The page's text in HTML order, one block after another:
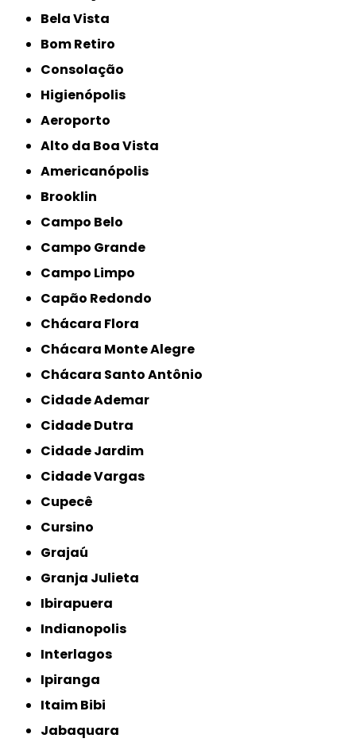
Bela Vista
Bom Retiro
Consolação
Higienópolis
Aeroporto
Alto da Boa Vista
Americanópolis
Brooklin
Campo Belo
Campo Grande
Campo Limpo
Capão Redondo
Chácara Flora
Chácara Monte Alegre
Chácara Santo Antônio
Cidade Ademar
Cidade Dutra
Cidade Jardim
Cidade Vargas
Cupecê
Cursino
Grajaú
Granja Julieta
Ibirapuera
Indianopolis
Interlagos
Ipiranga
Itaim Bibi
Jabaquara